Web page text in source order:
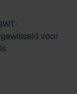
voor